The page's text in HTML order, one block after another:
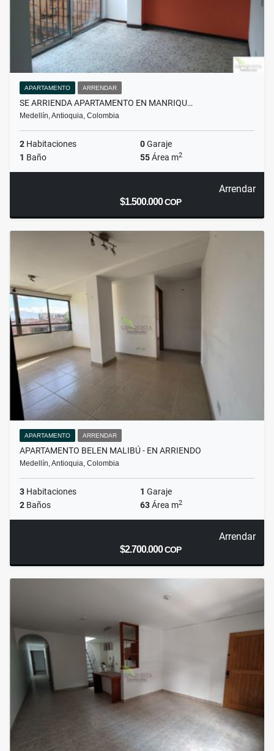
APARTAMENTO ARRENDAR
SE ARRIENDA APARTAMENTO EN MANRIQU…
Medellín, Antioquia, Colombia
2 Habitaciones 0Garaje
1 Baño 55Área m2
Arrendar
$1.500.000COP
APARTAMENTO ARRENDAR
APARTAMENTO BELEN MALIBÚ - EN ARRIENDO
Medellín, Antioquia, Colombia
3 Habitaciones 1 Garaje
2 Baños 63Área m2
Arrendar
$2.700.000COP